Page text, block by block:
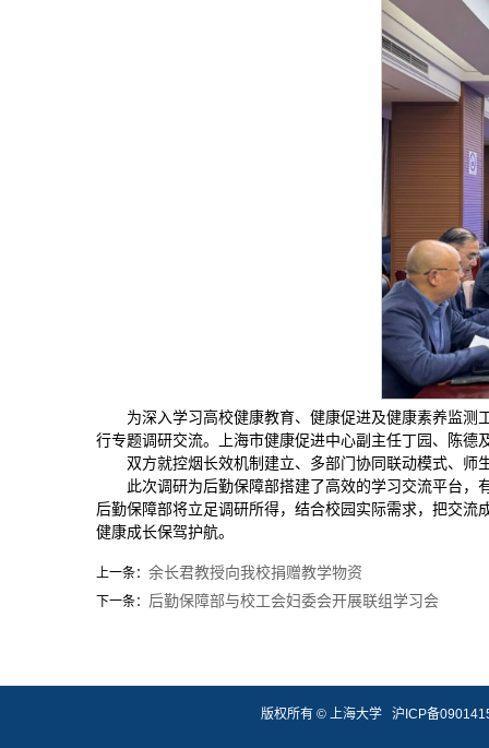
为深入学习高校健康教育、健康促进及健康素养监
行专题调研交流。上海市健康促进中心副主任丁园、陈
双方就控烟长效机制建立、多部门协同联动模式、
此次调研为后勤保障部搭建了高效的学习交流平台
后勤保障部将立足调研所得，结合校园实际需求，把交
健康成长保驾护航。
上一条： 余长君教授向我校捐赠教学物资
下一条： 后勤保障部与校工会妇委会开展联组学习会
版权所有 © 上海大学 沪ICP备